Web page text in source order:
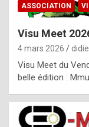
ASSOCIATION
Visu Meet
4 mars 2026
Visu Meet du
belle édition :